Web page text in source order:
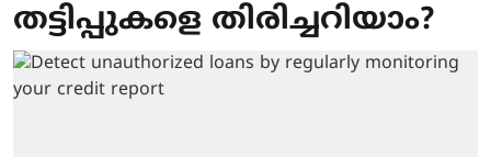
തട്ടിപ്പുകളെ തിരിച്ചറിയാം?